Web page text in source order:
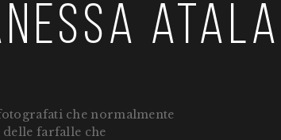
che normalmente
farfalle che